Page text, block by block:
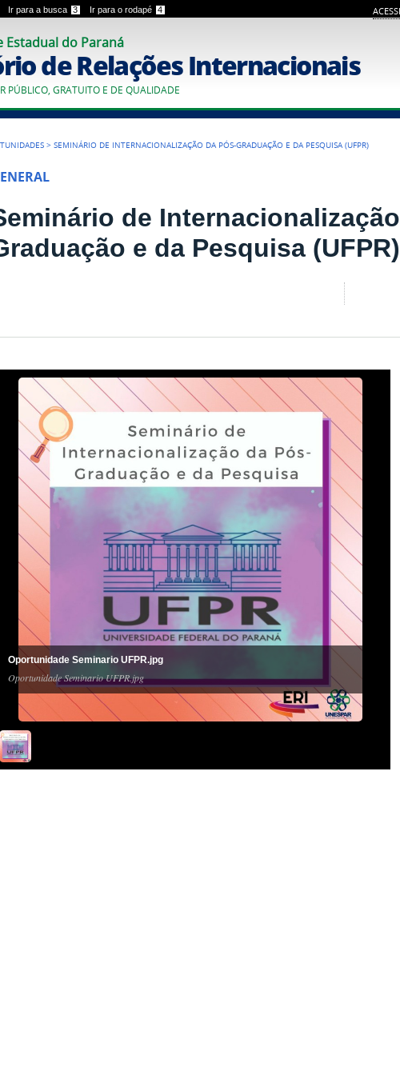
Ir para a busca 3 Ir para o rodapé 4
Estadual do Paraná
de Relações Internacionais
PÚBLICO, GRATUITO E DE QUALIDADE
>SEMINÁRIO DE INTERNACIONALIZAÇÃO DA PÓS-GRADUAÇÃO E DA PESQUISA (UFPR)
de
e da Pesquisa (UFPR)
Oportunidade Seminario UFPR.jpg
Oportunidade Seminario UFPR.jpg